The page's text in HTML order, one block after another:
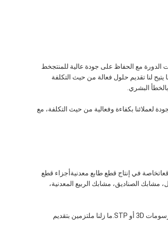
الدورة مع الحفاظ على جودة عالية للمنتجخط
يتيح لنا تقديم حلول فعالة من حيث التكلفة
البشري.
لعملائنا بكفاءة وفعالية من حيث التكلفة، مع
في إنتاج قطع طابع معدنيةأجزاء قطع
مشابك الصناديق، مشابك الربيع المعدنية،
فريقنا مجهز بشكل كامل لتنفيذ أي منتج معدني مخصص بناء على رسومات 3D أو STP.ما زلنا ملتزمين بتقديم